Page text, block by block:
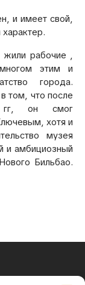
и имеет свой,
рабочие ,
этим и
города.
том, что после
гг, он смог
хотя и
музея
и амбициозный
Бильбао.